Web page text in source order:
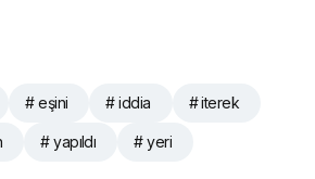
# eşini # iddia # iterek
# yapıldı # yeri